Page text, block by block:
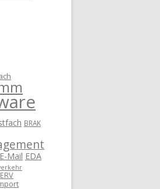
BRAK
E-Mail EDA
ERV